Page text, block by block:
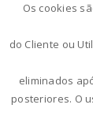
Os cookies
do Cliente ou
eliminados
posteriores. O